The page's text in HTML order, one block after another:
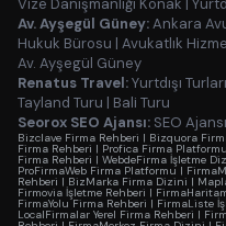
Vize Danışmanlığı Konak |
Av. Ayşegül Güney:Ankara
Hukuk Bürosu | Avukatlık
Av. Ayşegül Güney
Renatus Travel:Yurtdışı Turları
Tayland Turu | Bali Turu
Seorox SEO Ajansı: SEO Ajansı
Bizclave Firma Rehberi | Bizquora
Firma Rehberi | Profica Firma Platformu
Firma Rehberi | WebdeFirma İşletme
ProFirmaWeb Firma Platformu |
Rehberi | BizMarka Firma Dizini |
Firmovia İşletme Rehberi |
FirmaYolu Firma Rehberi | FirmaListe
LocalFirmalar Yerel Firma Rehberi |